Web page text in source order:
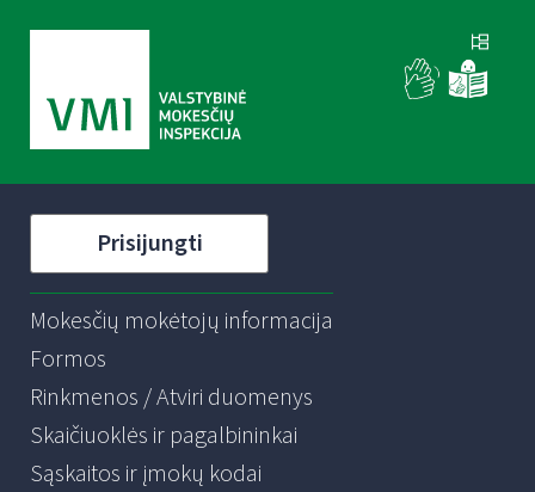
Prisijungti
Mokesčių mokėtojų informacija
Formos
Rinkmenos / Atviri duomenys
Skaičiuoklės ir pagalbininkai
Sąskaitos ir įmokų kodai